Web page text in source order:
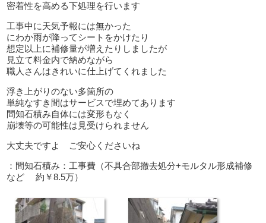
密着性を高める下処理を行います
工事中に天気予報には無かった
にわか雨が降ってシートをかけたり
想定以上に補修量が増えたりしましたが
見立て料金内で納めながら
職人さんはきれいに仕上げてくれました
浮き上がりのない多箇所の
単純なすき間はサービスで埋めてあります
間知石積み自体には変形もなく
崩壊等の可能性は見受けられません
大丈夫ですよ ご安心くださいね
：間知石積み：工事費（不具合部撤去処分+モルタル形成補修
など 約￥8.5万）